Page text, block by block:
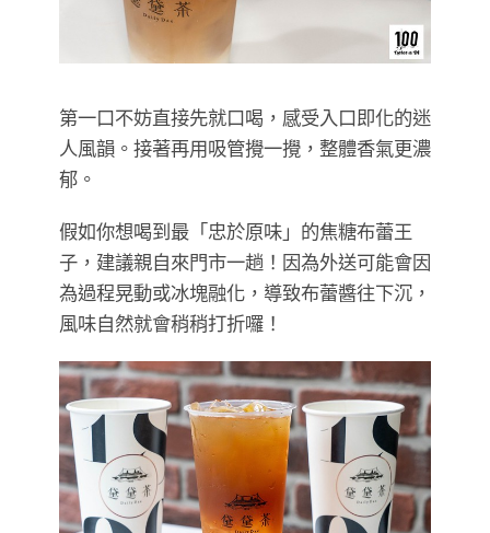
第一口不妨直接先就口喝，感受入口即化的迷
人風韻。接著再用吸管攪一攪，整體香氣更濃
郁。
假如你想喝到最「忠於原味」的焦糖布蕾王
子，建議親自來門市一趟！因為外送可能會因
為過程晃動或冰塊融化，導致布蕾醬往下沉，
風味自然就會稍稍打折囉！